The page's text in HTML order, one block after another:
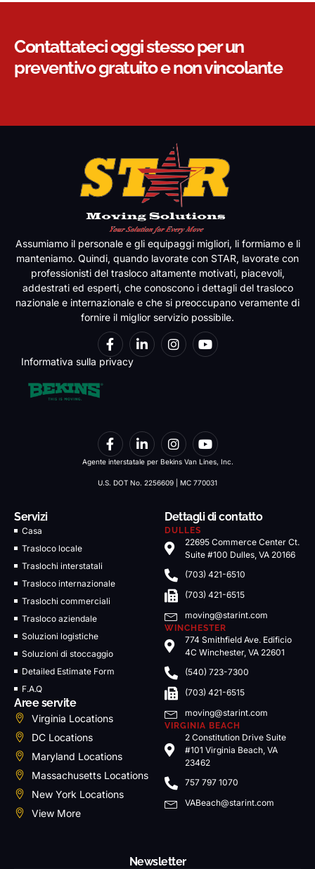
Contattateci oggi stesso per un
preventivo gratuito e non vincolante
Assumiamo il personale e gli equipaggi migliori, li formiamo e li
manteniamo. Quindi, quando lavorate con STAR, lavorate con
professionisti del trasloco altamente motivati, piacevoli,
addestrati ed esperti, che conoscono i dettagli del trasloco
nazionale e internazionale e che si preoccupano veramente di
fornire il miglior servizio possibile.
Informativa sulla privacy
Agente interstatale per Bekins Van Lines, Inc.
U.S. DOT No. 2256609 | MC 770031
Servizi
Casa
Trasloco locale
Traslochi interstatali
Trasloco internazionale
Traslochi commerciali
Trasloco aziendale
Soluzioni logistiche
Soluzioni di stoccaggio
Detailed Estimate Form
F.A.Q
Aree servite
Virginia Locations
DC Locations
Maryland Locations
Massachusetts Locations
New York Locations
View More
Dettagli di contatto
DULLES
22695 Commerce Center Ct.
Suite #100 Dulles, VA 20166
(703) 421-6510
(703) 421-6515
moving@starint.com
WINCHESTER
774 Smithfield Ave. Edificio
4C Winchester, VA 22601
(540) 723-7300
(703) 421-6515
moving@starint.com
VIRGINIA BEACH
2 Constitution Drive Suite
#101 Virginia Beach, VA
23462
757 797 1070
VABeach@starint.com
Newsletter